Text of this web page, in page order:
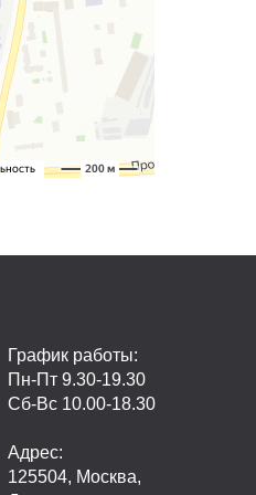
График работы:
Пн-Пт 9.30-19.30
Сб-Вс 10.00-18.30
Адрес:
125504, Москва,